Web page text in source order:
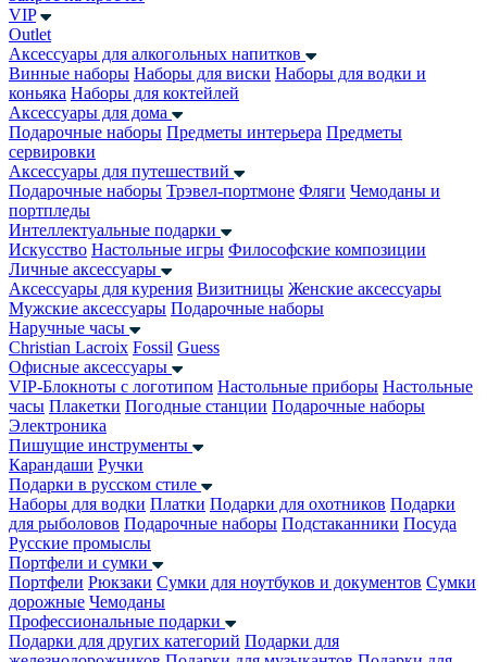
VIP
Outlet
Аксессуары для алкогольных напитков
Винные наборы Наборы для виски Наборы для водки и
коньяка Наборы для коктейлей
Аксессуары для дома
Подарочные наборы Предметы интерьера Предметы
сервировки
Аксессуары для путешествий
Подарочные наборы Трэвел-портмоне Фляги Чемоданы и
портпледы
Интеллектуальные подарки
Искусство Настольные игры Философские композиции
Личные аксессуары
Аксессуары для курения Визитницы Женские аксессуары
Мужские аксессуары Подарочные наборы
Наручные часы
Christian Lacroix Fossil Guess
Офисные аксессуары
VIP-Блокноты с логотипом Настольные приборы Настольные
часы Плакетки Погодные станции Подарочные наборы
Электроника
Пишущие инструменты
Карандаши Ручки
Подарки в русском стиле
Наборы для водки Платки Подарки для охотников Подарки
для рыболовов Подарочные наборы Подстаканники Посуда
Русские промыслы
Портфели и сумки
Портфели Рюкзаки Сумки для ноутбуков и документов Сумки
дорожные Чемоданы
Профессиональные подарки
Подарки для других категорий Подарки для